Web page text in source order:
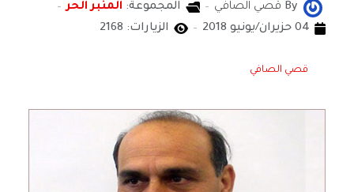
By قصي الصافي المجموعة: المنبر الحر
04 حزيران/يونيو 2018
الزيارات: 2168
قصي الصافي